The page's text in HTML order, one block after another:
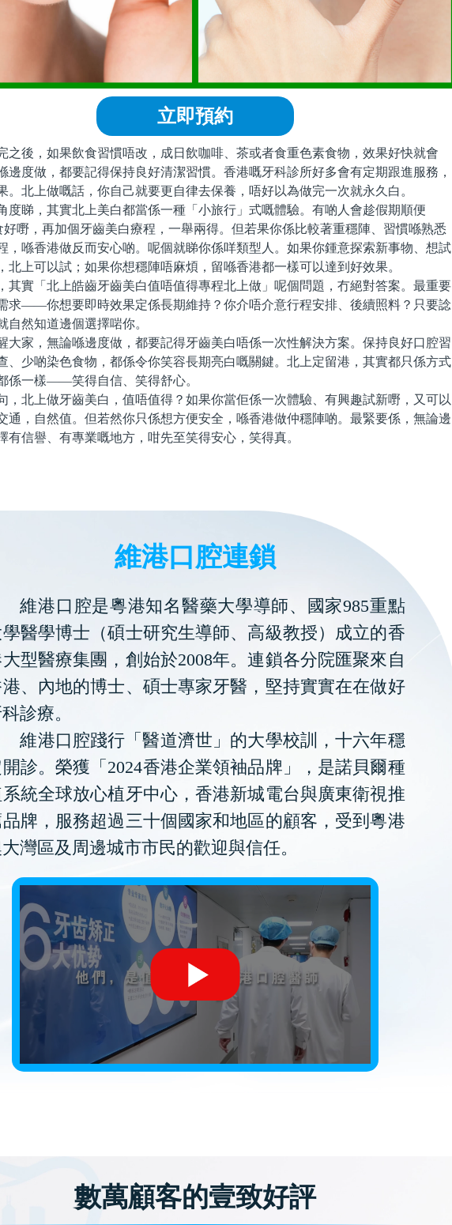
立即預約
後，如果飲食習慣唔改，成日飲咖啡、茶或者食重色素食物，效果好快就會
邊度做，都要記得保持良好清潔習慣。香港嘅牙科診所好多會有定期跟進服務，
。北上做嘅話，你自己就要更自律去保養，唔好以為做完一次就永久白。
睇，其實北上美白都當係一種「小旅行」式嘅體驗。有啲人會趁假期順便
好嘢，再加個牙齒美白療程，一舉兩得。但若果你係比較著重穩陣、習慣喺熟悉
，喺香港做反而安心啲。呢個就睇你係咩類型人。如果你鍾意探索新事物、想試
北上可以試；如果你想穩陣唔麻煩，留喺香港都一樣可以達到好效果。
實「北上皓齒牙齒美白值唔值得專程北上做」呢個問題，冇絕對答案。最重要
求——你想要即時效果定係長期維持？你介唔介意行程安排、後續照料？只要諗
自然知道邊個選擇啱你。
家，無論喺邊度做，都要記得牙齒美白唔係一次性解決方案。保持良好口腔習
、少啲染色食物，都係令你笑容長期亮白嘅關鍵。北上定留港，其實都只係方式
係一樣——笑得自信、笑得舒心。
北上做牙齒美白，值唔值得？如果你當佢係一次體驗、有興趣試新嘢，又可以
通，自然值。但若然你只係想方便安全，喺香港做仲穩陣啲。最緊要係，無論邊
有信譽、有專業嘅地方，咁先至笑得安心，笑得真。
維港口腔連鎖
維港口腔是粵港知名醫藥大學導師、國家985重點
醫學博士（碩士研究生導師、高級教授）成立的香
型醫療集團，創始於2008年。連鎖各分院匯聚來自
、內地的博士、碩士專家牙醫，堅持實實在在做好
診療。
維港口腔踐行「醫道濟世」的大學校訓，十六年穩
診。榮獲「2024香港企業領袖品牌」，是諾貝爾種
統全球放心植牙中心，香港新城電台與廣東衛視推
牌，服務超過三十個國家和地區的顧客，受到粵港
灣區及周邊城市市民的歡迎與信任。
數萬顧客的壹致好評